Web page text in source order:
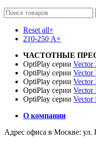
Reset all×
210-250 А×
ЧАСТОТНЫЕ
OptiPlay серии Vector
OptiPlay серии Vector
OptiPlay серии Vector
OptiPlay серии Vector
OptiPlay серии Vector
О компании
Адрес офиса в Москве: ул.